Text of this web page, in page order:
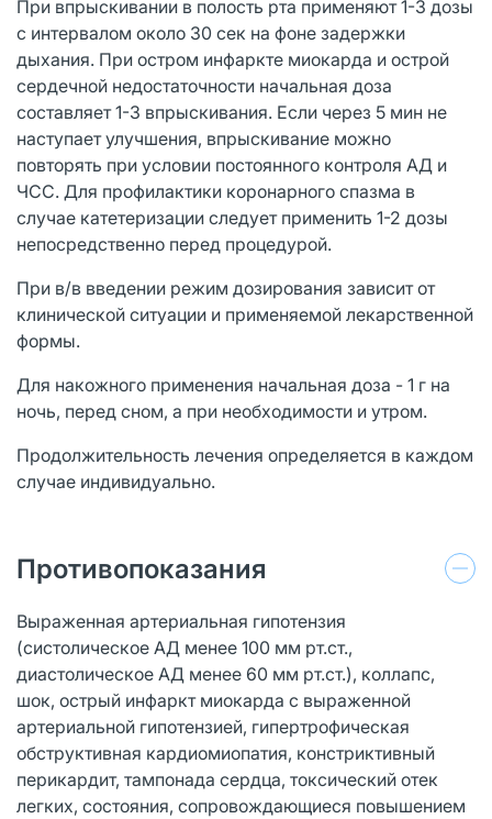
При впрыскивании в полость рта применяют 1-3 дозы
с интервалом около 30 сек на фоне задержки
дыхания. При остром инфаркте миокарда и острой
сердечной недостаточности начальная доза
составляет 1-3 впрыскивания. Если через 5 мин не
наступает улучшения, впрыскивание можно
повторять при условии постоянного контроля АД и
ЧСС. Для профилактики коронарного спазма в
случае катетеризации следует применить 1-2 дозы
непосредственно перед процедурой.
При в/в введении режим дозирования зависит от
клинической ситуации и применяемой лекарственной
формы.
Для накожного применения начальная доза - 1 г на
ночь, перед сном, а при необходимости и утром.
Продолжительность лечения определяется в каждом
случае индивидуально.
Противопоказания
Выраженная артериальная гипотензия
(систолическое АД менее 100 мм рт.ст.,
диастолическое АД менее 60 мм рт.ст.), коллапс,
шок, острый инфаркт миокарда с выраженной
артериальной гипотензией, гипертрофическая
обструктивная кардиомиопатия, констриктивный
перикардит, тампонада сердца, токсический отек
легких, состояния, сопровождающиеся повышением